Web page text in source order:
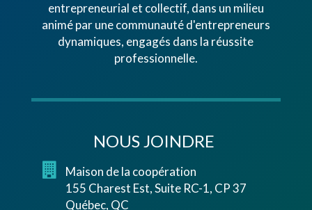
entrepreneurial et collectif, dans un milieu
animé par une communauté d'entrepreneurs
dynamiques, engagés dans la réussite
professionnelle.
NOUS JOINDRE
Maison de la coopération
155 Charest Est, Suite RC-1, CP 37
Québec, QC